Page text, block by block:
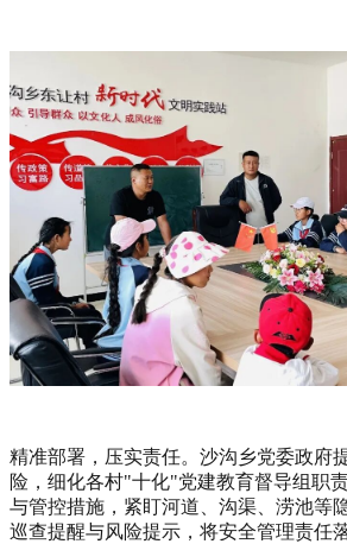
精准部署，压实责任。 沙沟乡党委政府
险，细化各村"十化"党建教育督导组职
与管控措施，紧盯河道、沟渠、涝池等
巡查提醒与风险提示，将安全管理责任